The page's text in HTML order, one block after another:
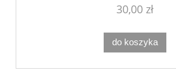
30,00 zł
do koszyka